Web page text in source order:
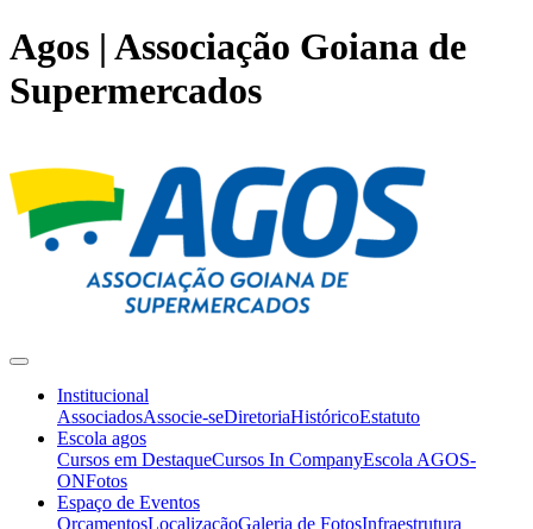
Agos | Associação Goiana de
Supermercados
Institucional
AssociadosAssocie-seDiretoriaHistóricoEstatuto
Escola agos
Cursos em DestaqueCursos In CompanyEscola AGOS-
ONFotos
Espaço de Eventos
OrçamentosLocalizaçãoGaleria de FotosInfraestrutura